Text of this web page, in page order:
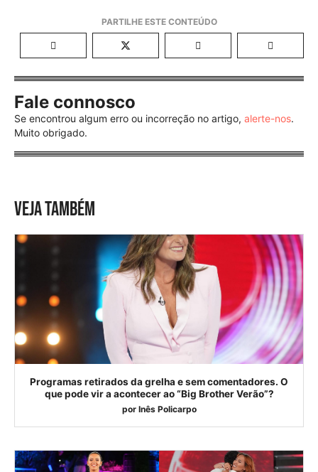
Fale connosco
Se encontrou algum erro ou incorreção no artigo, alerte-nos.
Muito obrigado.
VEJA TAMBÉM
Programas retirados da grelha e sem comentadores. O
que pode vir a acontecer ao “Big Brother Verão”?
por Inês Policarpo